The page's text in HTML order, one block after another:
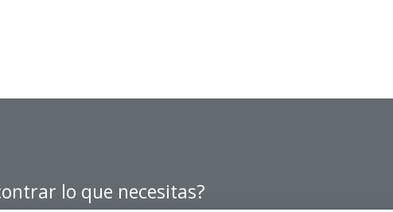
lo que necesitas?